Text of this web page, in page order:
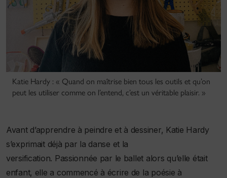
Katie Hardy : « Quand on maîtrise bien tous les outils et qu’on
peut les utiliser comme on l’entend, c’est un véritable plaisir. »
Avant d’apprendre à peindre et à dessiner, Katie Hardy
s’exprimait déjà par la danse et la
versification. Passionnée par le ballet alors qu’elle était
enfant, elle a commencé à écrire de la poésie à